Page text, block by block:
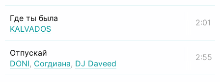
Где ты была
KALVADOS
2:01
Отпускай
DONI, Согдиана, DJ Daveed
2:55